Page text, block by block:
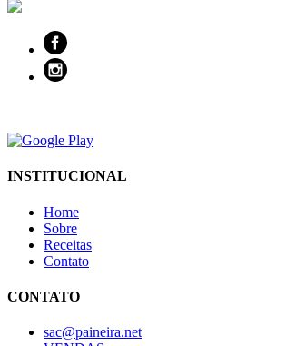
INSTITUCIONAL
Home
Sobre
Receitas
Contato
CONTATO
sac@paineira.net